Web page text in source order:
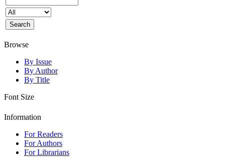
Browse
By Issue
By Author
By Title
Font Size
Information
For Readers
For Authors
For Librarians